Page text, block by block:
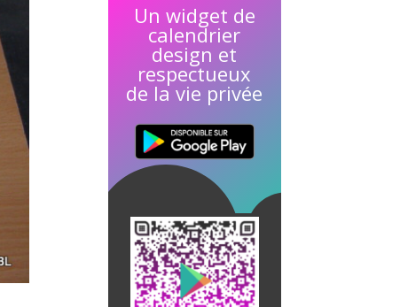
Un widget de
calendrier
design et
respectueux
de la vie privée